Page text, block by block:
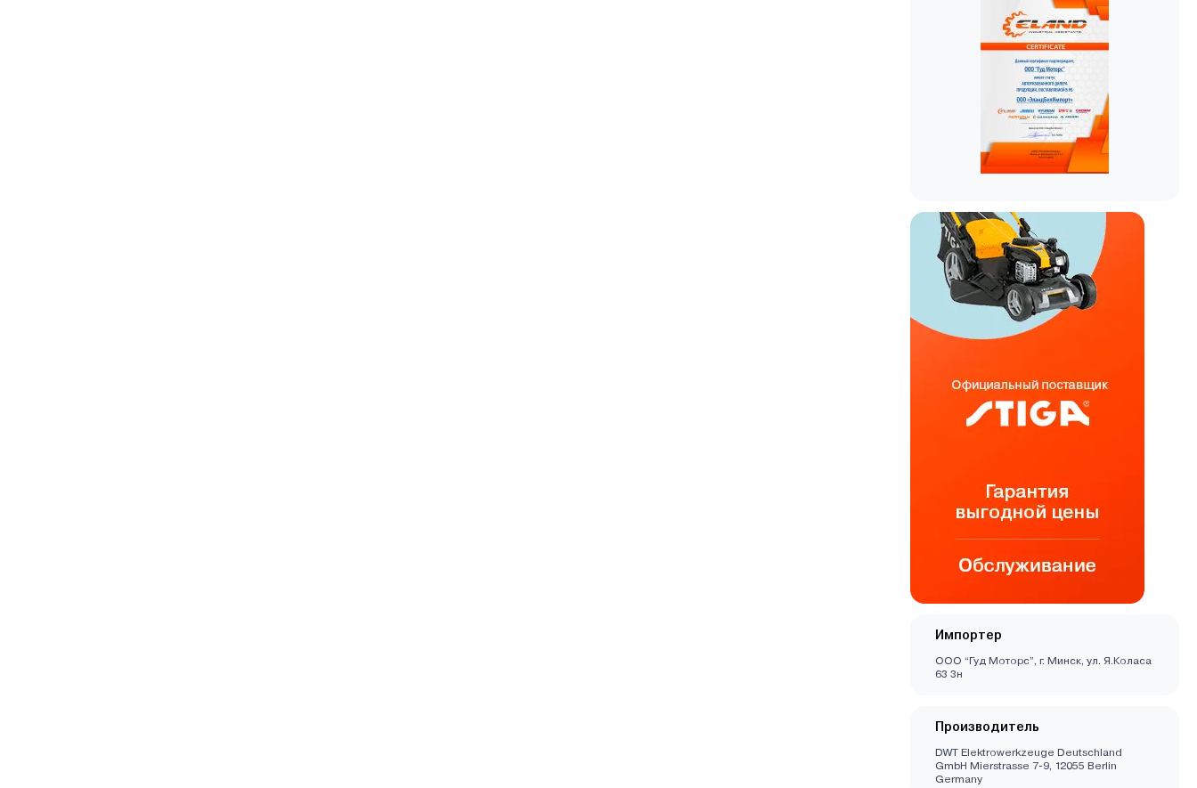
Импортер
ООО “Гуд Моторс”, г. Минск, ул. Я.Коласа
63 3н
Производитель
DWT Elektrowerkzeuge Deutschland
GmbH Mierstrasse 7-9, 12055 Berlin
Germany